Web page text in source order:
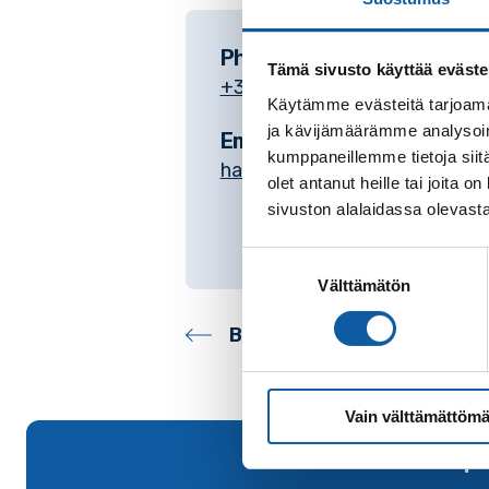
Tämä sivusto käyttää
Käytämme evästeitä
ja kävijämäärämme
kumppaneillemme tietoja
olet antanut heille tai joita
sivuston alalaidassa
Välttämätön
Vain
Phone
+35824745328
Email
hanna-
Back to contacts archive